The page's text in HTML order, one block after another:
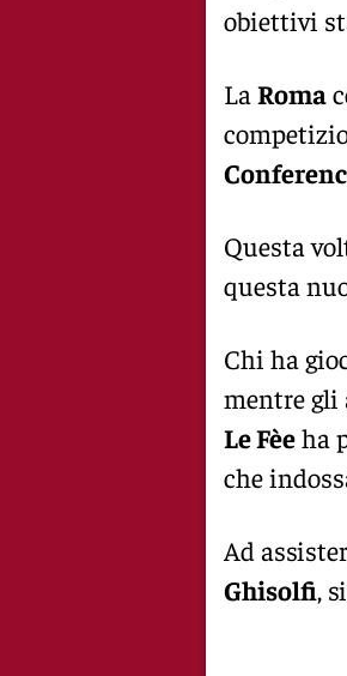
obiettivi
La Roma
Questa
questa
Chi ha
mentre gli
Le Fèeha
che
Ad
Ghisolfi,